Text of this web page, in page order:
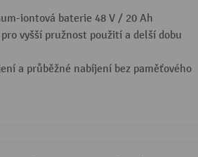
iontová baterie 48 V / 20 Ah
vyšší pružnost použití a delší dobu
a průběžné nabíjení bez paměťového